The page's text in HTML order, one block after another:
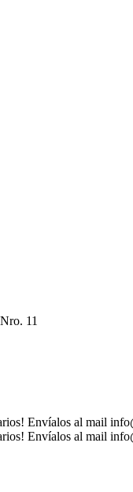
11
Envíalos al mail
Envíalos al mail